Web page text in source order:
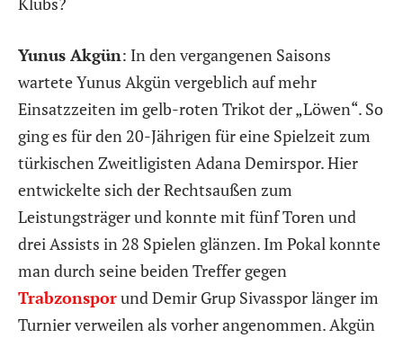
Yunus Akgün: In den vergangenen Saisons
wartete Yunus Akgün vergeblich auf mehr
Einsatzzeiten im gelb-roten Trikot der „Löwen“. So
ging es für den 20-Jährigen für eine Spielzeit zum
türkischen Zweitligisten Adana Demirspor. Hier
entwickelte sich der Rechtsaußen zum
Leistungsträger und konnte mit fünf Toren und
drei Assists in 28 Spielen glänzen. Im Pokal konnte
man durch seine beiden Treffer gegen
Trabzonsporund Demir Grup Sivasspor länger im
Turnier verweilen als vorher angenommen. Akgün